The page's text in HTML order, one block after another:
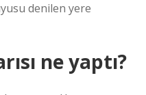
denilen yere
ne yaptı?